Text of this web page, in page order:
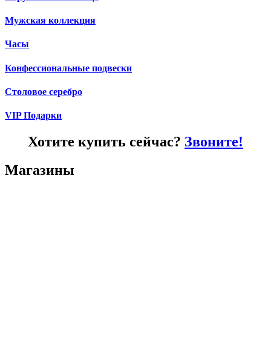
Мужская коллекция
Часы
Конфессиональные подвески
Столовое серебро
VIP Подарки
Хотите купить сейчас? Звоните!
Магазины